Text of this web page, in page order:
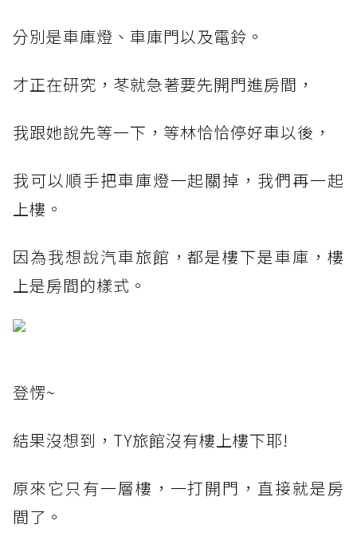
分別是車庫燈、車庫門以及電鈴。
才正在研究，苳就急著要先開門進房間，
我跟她說先等一下，等林恰恰停好車以後，
我可以順手把車庫燈一起關掉，我們再一起
上樓。
因為我想說汽車旅館，都是樓下是車庫，樓
上是房間的樣式。
登愣~
結果沒想到，TY旅館沒有樓上樓下耶!
原來它只有一層樓，一打開門，直接就是房
間了。